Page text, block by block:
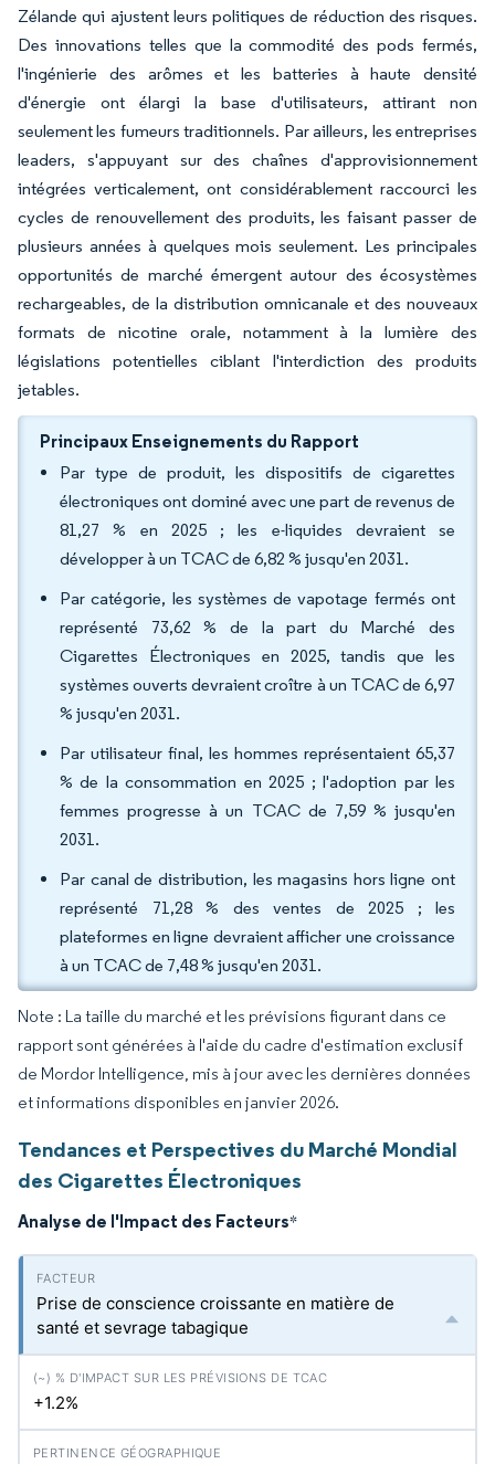
Zélande qui ajustent leurs politiques de réduction des risques.
Des innovations telles que la commodité des pods fermés,
l'ingénierie des arômes et les batteries à haute densité
d'énergie ont élargi la base d'utilisateurs, attirant non
seulement les fumeurs traditionnels. Par ailleurs, les entreprises
leaders, s'appuyant sur des chaînes d'approvisionnement
intégrées verticalement, ont considérablement raccourci les
cycles de renouvellement des produits, les faisant passer de
plusieurs années à quelques mois seulement. Les principales
opportunités de marché émergent autour des écosystèmes
rechargeables, de la distribution omnicanale et des nouveaux
formats de nicotine orale, notamment à la lumière des
législations potentielles ciblant l'interdiction des produits
jetables.
Principaux Enseignements du Rapport
Par type de produit, les dispositifs de cigarettes
électroniques ont dominé avec une part de revenus de
81,27 % en 2025 ; les e-liquides devraient se
développer à un TCAC de 6,82 % jusqu'en 2031.
Par catégorie, les systèmes de vapotage fermés ont
représenté 73,62 % de la part du Marché des
Cigarettes Électroniques en 2025, tandis que les
systèmes ouverts devraient croître à un TCAC de 6,97
% jusqu'en 2031.
Par utilisateur final, les hommes représentaient 65,37
% de la consommation en 2025 ; l'adoption par les
femmes progresse à un TCAC de 7,59 % jusqu'en
2031.
Par canal de distribution, les magasins hors ligne ont
représenté 71,28 % des ventes de 2025 ; les
plateformes en ligne devraient afficher une croissance
à un TCAC de 7,48 % jusqu'en 2031.
Note : La taille du marché et les prévisions figurant dans ce
rapport sont générées à l'aide du cadre d'estimation exclusif
de Mordor Intelligence, mis à jour avec les dernières données
et informations disponibles en janvier 2026.
Tendances et Perspectives du Marché Mondial
des Cigarettes Électroniques
Analyse de l'Impact des Facteurs*
Prise de conscience croissante en matière de
santé et sevrage tabagique
+1.2%